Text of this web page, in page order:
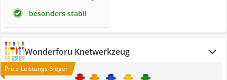
besonders stabil
Wonderforu Knetwerkzeug
Preis-Leistungs-Sieger